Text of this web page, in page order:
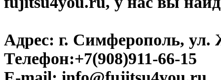
Адрес: г. Симферополь, ул.
Телефон:+7(908)911-66-15